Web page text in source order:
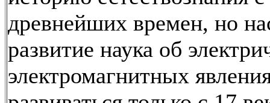
древнейших времен, но
развитие наука об
электромагнитных